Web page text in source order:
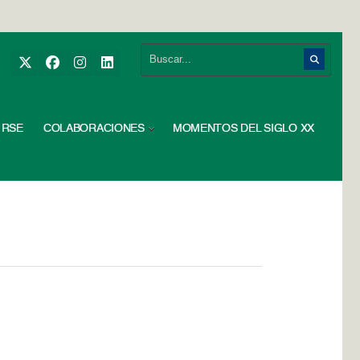
RSE COLABORACIONES MOMENTOS DEL SIGLO XX